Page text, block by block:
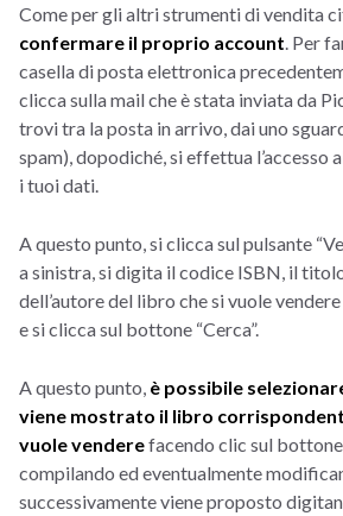
Come per gli altri strumenti di vendita
confermare il proprio account . Per
casella di posta elettronica
clicca sulla mail che è stata inviata da
trovi tra la posta in arrivo, dai uno
spam), dopodiché, si effettua l’accesso
i tuoi dati.
A questo punto, si clicca sul pulsante
a sinistra, si digita il codice ISBN, il
dell’autore del libro che si vuole
e si clicca sul bottone “Cerca”.
A questo punto, è possibile
viene mostrato il libro
vuole venderefacendo clic sul bottone
compilando ed eventualmente
successivamente viene proposto